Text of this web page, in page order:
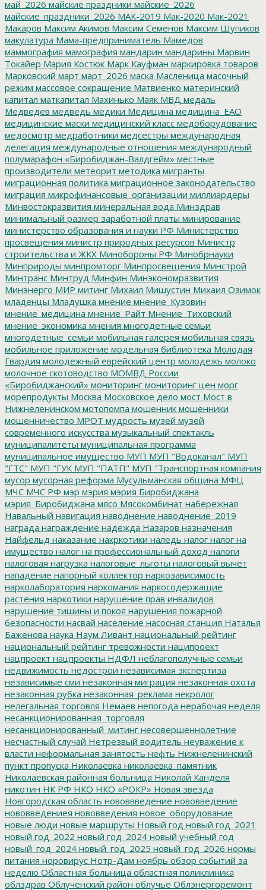
май_2026 майские праздники майские_2026
майские_праздники_2026 МАК-2019 Мак-2020 Мак-2021
Макаров Максим Акимов Максим Семенов Максим Шупиков
макулатура Мама-предприниматель Мамедов
маммография мамография мандарин мандарины Марвин
Токайер Мария Костюк Марк Кауфман маркировка товаров
Марковский март март_2026 маска Масленица масочный
режим массовое сокращение Матвиенко материнский
капитал маткапитал Махинько Маяк МВД медаль
Медведев медведь медики Медицина медицина_ЕАО
медицинские маски медицинский класс медоборудование
медосмотр медработники медсестры международная
делегация международные отношения международный
полумарафон «Биробиджан-Валдгейм» местные
производители метеорит методика мигранты
миграционная политика миграционное законодательство
миграция микрофинансовые_организации миллиардеры
Минвостокразвития минеральная вода Минздрав
минимальный размер заработной платы минирование
министерство образования и науки РФ Министерство
просвещения министр природных ресурсов Министр
строительства и ЖКХ Минобороны РФ Минобрнауки
Минприроды минпромторг Минпросвещения Минстрой
Минтранс Минтруд Минфин Минэкономразвития
Минэнерго МИР митинг Михаил Мишустин Михаил Озимок
младенцы Младушка мнение мнение_Кузовин
мнение_медицина мнение_Райт Мнение_Тиховский
мнение_экономика мнения многодетные семьи
многодетные_семьи мобильная галерея мобильная связь
мобильное приложение модельная библиотека Молодая
Гвардия молодежный еврейский центр молодежь молоко
молочное скотоводство МОМВД России
«Биробиджанский» мониторинг мониторинг цен морг
морепродукты Москва Московское дело мост Мост в
Нижнеленинском мотопомпа мошенник мошенники
мошенничество МРОТ мудрость музей музей
современного искусства музыкальный спектакль
муниципалитеты муниципальная программа
муниципальное имущество МУП МУП "Водоканал" МУП
"ГТС" МУП "ГУК МУП "ПАТП" МУП "Транспортная компания
мусор мусорная реформа Мусульманская община МФЦ
МЧС МЧС РФ мэр мэрия мэрия Биробиджана
мэрия_Биробиджана мясо Мясокомбинат набережная
Навальный навигация наводнение наводнение_2019
награда награждение надежда Назаров назначения
Найфельд наказание накркотики наледь налог налог на
имущество налог на профессиональный доход налоги
налоговая нагрузка налоговые_льготы налоговый вычет
нападение напорный коллектор наркозависимость
нарколаборатория наркомания наркосодержащие
растения наркотики нарушение прав инвалидов
нарушение тишины и покоя нарушения пожарной
безопасности насвай население насосная станция Наталья
Баженова наука Наум Ливант национальный рейтинг
национальный рейтинг тревожности наципроект
нацпроект нацпроекты НДФЛ неблагополучные семьи
недвижимость недострои независимая экспертиза
независимые сми незаконная миграция незаконная охота
незаконная рубка незаконная_реклама некролог
нелегальная торговля Немаев непогода нерабочая неделя
несанкционированная_торговля
несанкционированный_митинг несовершеннолетние
несчастный случай Нетрезвый водитель неуважение к
власти неформальная занятость нефть Нижнеленинский
пункт пропуска Николаевка николаевка_памятник
Николаевская районная больница Николай Канделя
никотин НК РФ НКО НКО «РОКР» Новая звезда
Новгородская область нововвведение нововведение
нововведениея нововведения новое_оборудование
новые люди новые маршруты Новый год новый год_2021
новый год_2022 новый год_2024 новый учебный год
новый_год_2024 новый_год_2025 новый_год_2026 нормы
питания норовирус Нотр-Дам ноябрь обзор событий за
неделю Областная больница областная поликлиника
облздрав Облученский район облучье Облэнергоремонт